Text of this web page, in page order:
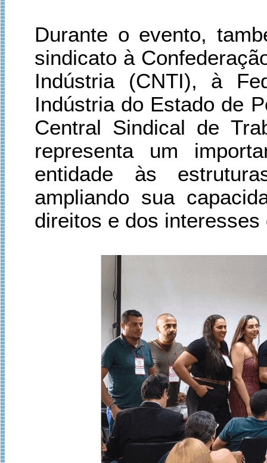
Durante o evento,
sindicato à
Indústria (CNTI), à
Indústria do Estado de
Central Sindical de
representa um
entidade às
ampliando sua
direitos e dos interesses